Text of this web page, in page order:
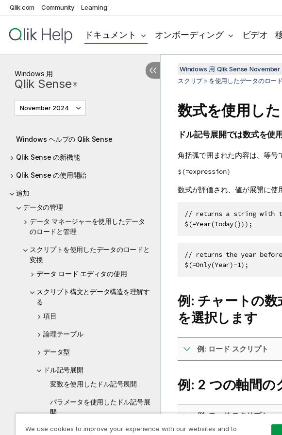
Qlik.com Community Learning
ドキュメント オンボーディング ビデオ
Windows 用
Qlik Sense ®
November 2024
Windows ヘルプの Qlik Sense
Qlik Sense の新機能
Qlik Sense の使用開始
追加
データの管理
データ マネージャーを使用したデータ
のロードと管理
スクリプトを使用したデータのロードと
変換
データ ロード エディタの使用
スクリプト構文とデータ構造を理解す
る
項目
論理テーブル
データ型
ドル記号展開
変数を使用したドル記号展開
パラメータを使用したドル記号展
開
数式を使用したドル記号展開
Windows 用 Qlik Sense
スクリプトを使用したデータのロー
数式を使用し
ドル記号展開では数式を使
角括弧で囲まれた内容は、等号
$(=expression)
数式が評価され、値が展開に使
// returns a string with
$(=Year(Today()));
// returns the year
$(=Only(Year)-1);
例: チャートの
を選択します
例: ロード スクリプト
例: 2 つの軸間の
例: ロード スクリプト
We use cookies to improve your experience with our websites and to